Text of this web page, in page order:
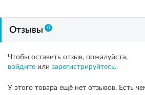
Отзывы 0
Чтобы оставить отзыв, пожалуйста,
войдите или зарегистрируйтесь.
У этого товара ещё нет отзывов. Есть